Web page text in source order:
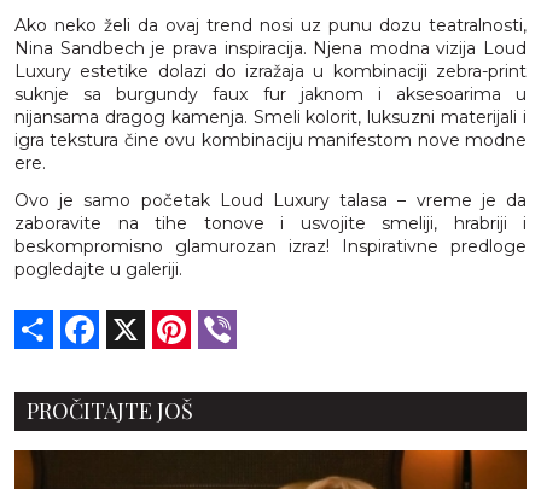
Ako neko želi da ovaj trend nosi uz punu dozu teatralnosti,
Nina Sandbech je prava inspiracija. Njena modna vizija Loud
Luxury estetike dolazi do izražaja u kombinaciji zebra-print
suknje sa burgundy faux fur jaknom i aksesoarima u
nijansama dragog kamenja. Smeli kolorit, luksuzni materijali i
igra tekstura čine ovu kombinaciju manifestom nove modne
ere.
Ovo je samo početak Loud Luxury talasa – vreme je da
zaboravite na tihe tonove i usvojite smeliji, hrabriji i
beskompromisno glamurozan izraz! Inspirativne predloge
pogledajte u galeriji.
Share Facebook Pinterest
PROČITAJTE JOŠ